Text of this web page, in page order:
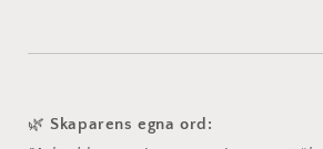
🌿 Skaparens egna ord: